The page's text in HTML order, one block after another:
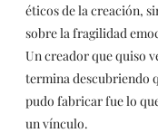
éticos de la creación,
sobre la fragilidad
Un creador que quiso
termina descubriendo
pudo fabricar fue lo
un vínculo.